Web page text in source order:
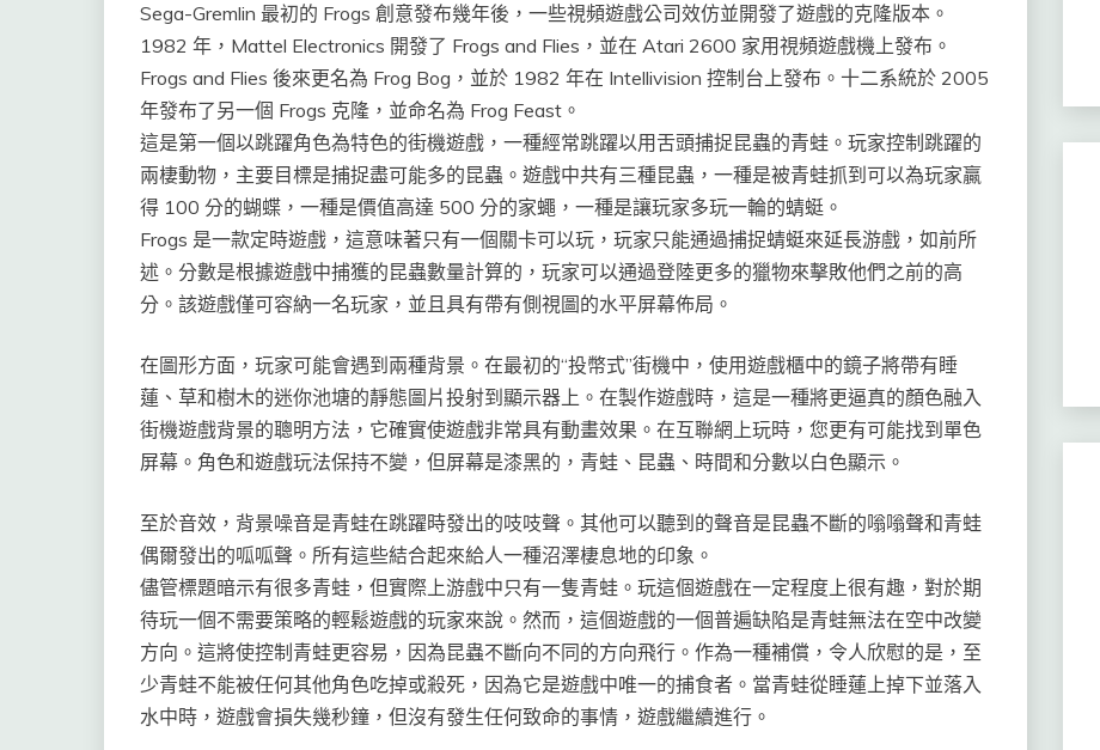
Sega-Gremlin 最初的 Frogs 創意發布幾年後，一些視頻遊戲公司效仿並開發了遊戲的克隆版本。
1982 年，Mattel Electronics 開發了 Frogs and Flies，並在 Atari 2600 家用視頻遊戲機上發布。
Frogs and Flies 後來更名為 Frog Bog，並於 1982 年在 Intellivision 控制台上發布。十二系統於 2005
年發布了另一個 Frogs 克隆，並命名為 Frog Feast。
這是第一個以跳躍角色為特色的街機遊戲，一種經常跳躍以用舌頭捕捉昆蟲的青蛙。玩家控制跳躍的
兩棲動物，主要目標是捕捉盡可能多的昆蟲。遊戲中共有三種昆蟲，一種是被青蛙抓到可以為玩家贏
得 100 分的蝴蝶，一種是價值高達 500 分的家蠅，一種是讓玩家多玩一輪的蜻蜓。
Frogs 是一款定時遊戲，這意味著只有一個關卡可以玩，玩家只能通過捕捉蜻蜓來延長游戲，如前所
述。分數是根據遊戲中捕獲的昆蟲數量計算的，玩家可以通過登陸更多的獵物來擊敗他們之前的高
分。該遊戲僅可容納一名玩家，並且具有帶有側視圖的水平屏幕佈局。
在圖形方面，玩家可能會遇到兩種背景。在最初的“投幣式”街機中，使用遊戲櫃中的鏡子將帶有睡
蓮、草和樹木的迷你池塘的靜態圖片投射到顯示器上。在製作遊戲時，這是一種將更逼真的顏色融入
街機遊戲背景的聰明方法，它確實使遊戲非常具有動畫效果。在互聯網上玩時，您更有可能找到單色
屏幕。角色和遊戲玩法保持不變，但屏幕是漆黑的，青蛙、昆蟲、時間和分數以白色顯示。
至於音效，背景噪音是青蛙在跳躍時發出的吱吱聲。其他可以聽到的聲音是昆蟲不斷的嗡嗡聲和青蛙
偶爾發出的呱呱聲。所有這些結合起來給人一種沼澤棲息地的印象。
儘管標題暗示有很多青蛙，但實際上游戲中只有一隻青蛙。玩這個遊戲在一定程度上很有趣，對於期
待玩一個不需要策略的輕鬆遊戲的玩家來說。然而，這個遊戲的一個普遍缺陷是青蛙無法在空中改變
方向。這將使控制青蛙更容易，因為昆蟲不斷向不同的方向飛行。作為一種補償，令人欣慰的是，至
少青蛙不能被任何其他角色吃掉或殺死，因為它是遊戲中唯一的捕食者。當青蛙從睡蓮上掉下並落入
水中時，遊戲會損失幾秒鐘，但沒有發生任何致命的事情，遊戲繼續進行。